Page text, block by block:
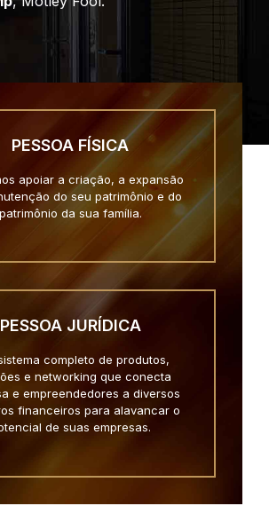
PESSOA FÍSICA
apoiar a criação, a expansão
do seu patrimônio e do
patrimônio da sua família.
PESSOA JURÍDICA
completo de produtos,
e networking que conecta
e empreendedores a diversos
financeiros para alavancar o
de suas empresas.